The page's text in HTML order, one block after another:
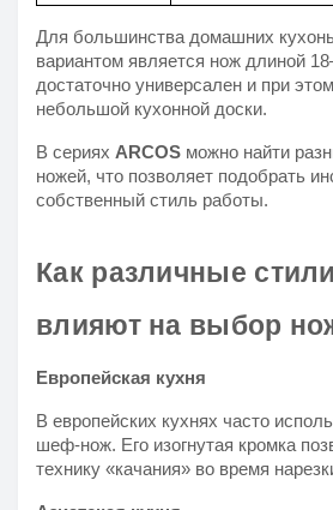
Для большинства домашних
вариантом является нож длиной
достаточно универсален и при
небольшой кухонной доски.
В сериях ARCOS можно найти
ножей, что позволяет подобрать
собственный стиль работы.
Как различные
влияют на выбор
Европейская кухня
В европейских кухнях часто
шеф-нож. Его изогнутая кромка
технику «качания» во время